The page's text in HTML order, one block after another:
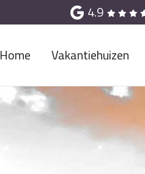
4.9
Home Vakantiehuizen